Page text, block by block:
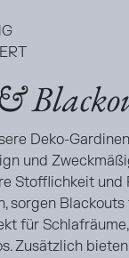
Deko-
und
Stofflichkeit und
sorgen Blackouts
für Schlafräume,
Zusätzlich